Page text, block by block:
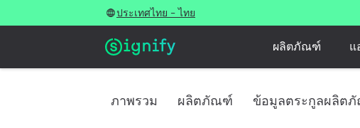
ประเทศไทย - ไทย
ผลิตภัณฑ์ แ
ภาพรวม ผลิตภัณฑ์ ข้อมูลตระกูลผลิต